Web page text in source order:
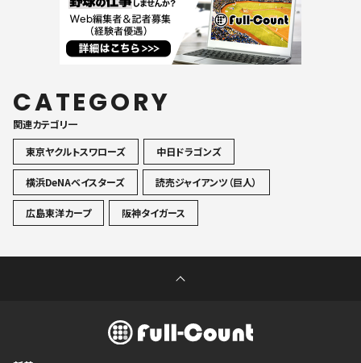
CATEGORY
関連カテゴリ一
東京ヤクルトスワローズ
中日ドラゴンズ
横浜DeNAベイスターズ 読売ジャイアンツ（巨人）
広島東洋カープ 阪神タイガース